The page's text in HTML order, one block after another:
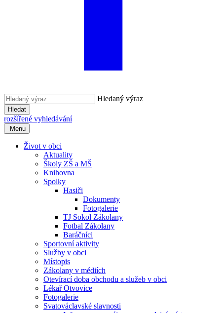
Hledaný výraz
Hledat
rozšířené vyhledávání
Menu
Život v obci
Aktuality
Školy ZŠ a MŠ
Knihovna
Spolky
Hasiči
Dokumenty
Fotogalerie
TJ Sokol Zákolany
Fotbal Zákolany
Baráčníci
Sportovní aktivity
Služby v obci
Místopis
Zákolany v médiích
Otevírací doba obchodu a služeb v obci
Lékař Otvovice
Fotogalerie
Svatováclavské slavnosti